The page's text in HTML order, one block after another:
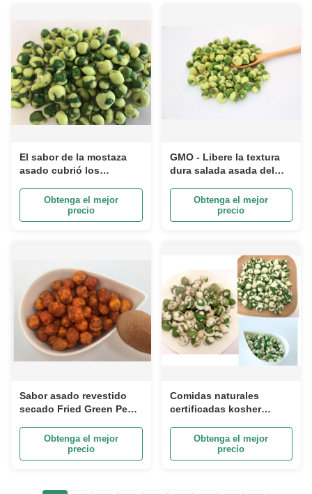
El sabor de la mostaza
asado cubrió los
BRC HACCP certificó
sano natural
Obtenga el mejor
precio
GMO - Libere la textura
dura salada asada del
delicioso de los
guisantes verdes
Obtenga el mejor
precio
Sabor asado revestido
secado Fried Green Peas
Sriracha y comida
curruscante de la nuez
Obtenga el mejor
precio
Comidas naturales
certificadas kosher
asadas de los guisantes
verdes del sabor del
Wasabi
Obtenga el mejor
precio